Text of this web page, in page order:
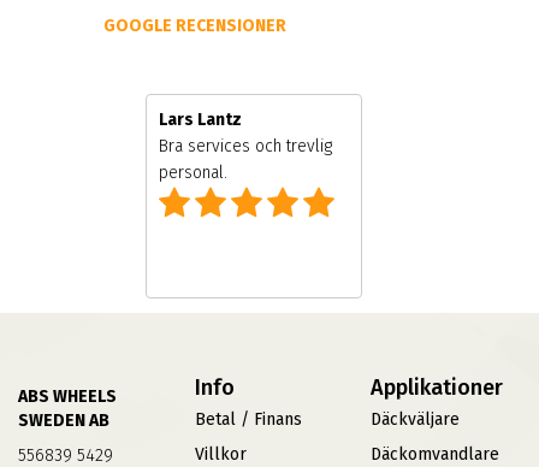
GOOGLE RECENSIONER
Lars Lantz
Bra services och trevlig
personal.
ABS WHEELS
SWEDEN AB
556839 5429
Info
Betal / Finans
Villkor
Applikationer
Däckväljare
Däckomvandlare